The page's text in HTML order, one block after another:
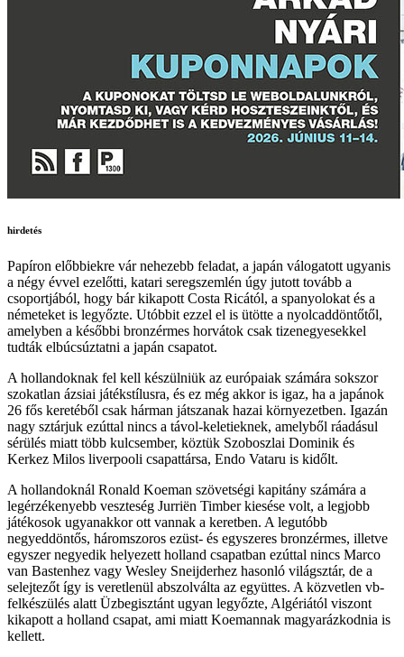
hirdetés
Papíron előbbiekre vár nehezebb feladat, a japán válogatott ugyanis
a négy évvel ezelőtti, katari seregszemlén úgy jutott tovább a
csoportjából, hogy bár kikapott Costa Ricától, a spanyolokat és a
németeket is legyőzte. Utóbbit ezzel el is ütötte a nyolcaddöntőtől,
amelyben a későbbi bronzérmes horvátok csak tizenegyesekkel
tudták elbúcsúztatni a japán csapatot.
A hollandoknak fel kell készülniük az európaiak számára sokszor
szokatlan ázsiai játékstílusra, és ez még akkor is igaz, ha a japánok
26 fős keretéből csak hárman játszanak hazai környezetben. Igazán
nagy sztárjuk ezúttal nincs a távol-keletieknek, amelyből ráadásul
sérülés miatt több kulcsember, köztük Szoboszlai Dominik és
Kerkez Milos liverpooli csapattársa, Endo Vataru is kidőlt.
A hollandoknál Ronald Koeman szövetségi kapitány számára a
legérzékenyebb veszteség Jurriën Timber kiesése volt, a legjobb
játékosok ugyanakkor ott vannak a keretben. A legutóbb
negyeddöntős, háromszoros ezüst- és egyszeres bronzérmes, illetve
egyszer negyedik helyezett holland csapatban ezúttal nincs Marco
van Bastenhez vagy Wesley Sneijderhez hasonló világsztár, de a
selejtezőt így is veretlenül abszolválta az együttes. A közvetlen vb-
felkészülés alatt Üzbegisztánt ugyan legyőzte, Algériától viszont
kikapott a holland csapat, ami miatt Koemannak magyarázkodnia is
kellett.